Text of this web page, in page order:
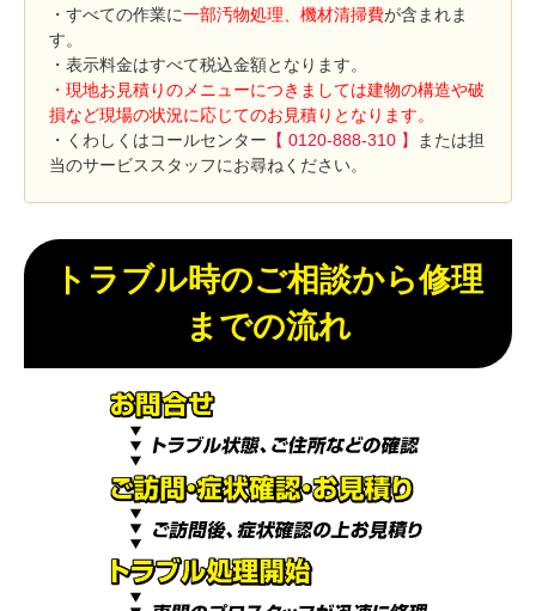
・すべての作業に一部汚物処理、機材清掃費が含まれま
す。
・表示料金はすべて税込金額となります。
・現地お見積りのメニューにつきましては建物の構造や破
損など現場の状況に応じてのお見積りとなります。
・くわしくはコールセンター 【 0120-888-310 】
または担
当のサービススタッフにお尋ねください。
トラブル時のご相談から修理
までの流れ